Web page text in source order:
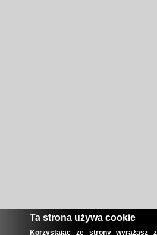
Ta strona używa cookie
Korzystając ze strony wyrażasz